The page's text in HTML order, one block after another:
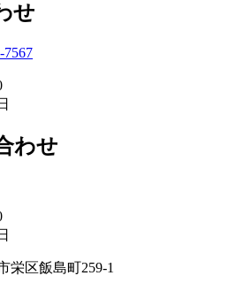
せ
7567
わせ
栄区飯島町259-1